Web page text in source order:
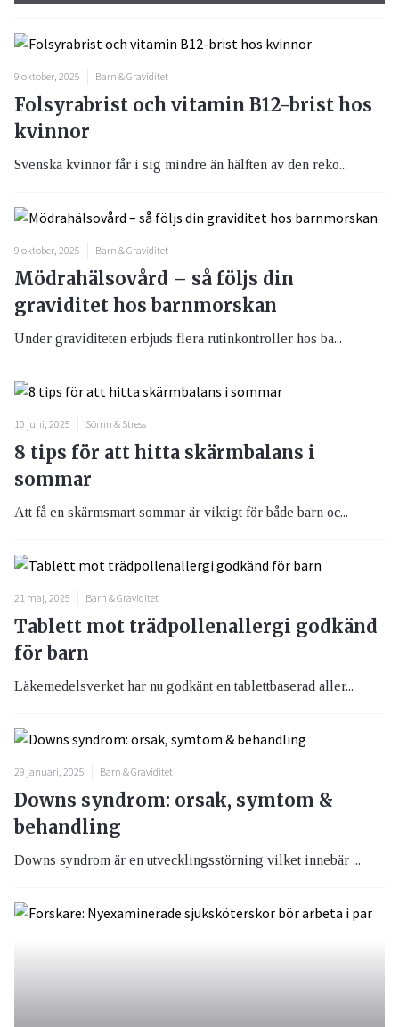
9 oktober, 2025 Barn & Graviditet
Folsyrabrist och vitamin B12-brist hos
kvinnor
Svenska kvinnor får i sig mindre än hälften av den reko...
9 oktober, 2025 Barn & Graviditet
Mödrahälsovård – så följs din
graviditet hos barnmorskan
Under graviditeten erbjuds flera rutinkontroller hos ba...
10 juni, 2025 Sömn & Stress
8 tips för att hitta skärmbalans i
sommar
Att få en skärmsmart sommar är viktigt för både barn oc...
21 maj, 2025 Barn & Graviditet
Tablett mot trädpollenallergi godkänd
för barn
Läkemedelsverket har nu godkänt en tablettbaserad aller...
29 januari, 2025 Barn & Graviditet
Downs syndrom: orsak, symtom &
behandling
Downs syndrom är en utvecklingsstörning vilket innebär ...